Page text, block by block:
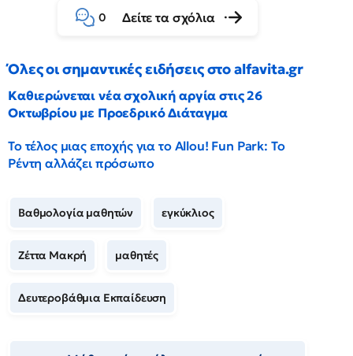
0 Δείτε τα σχόλια
Όλες οι σημαντικές ειδήσεις στο alfavita.gr
Καθιερώνεται νέα σχολική αργία στις 26
Οκτωβρίου με Προεδρικό Διάταγμα
Το τέλος μιας εποχής για το Allou! Fun Park: Το
Ρέντη αλλάζει πρόσωπο
Βαθμολογία μαθητών εγκύκλιος
Ζέττα Μακρή μαθητές
Δευτεροβάθμια Εκπαίδευση